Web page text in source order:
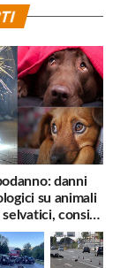
danni
su animali
consigli